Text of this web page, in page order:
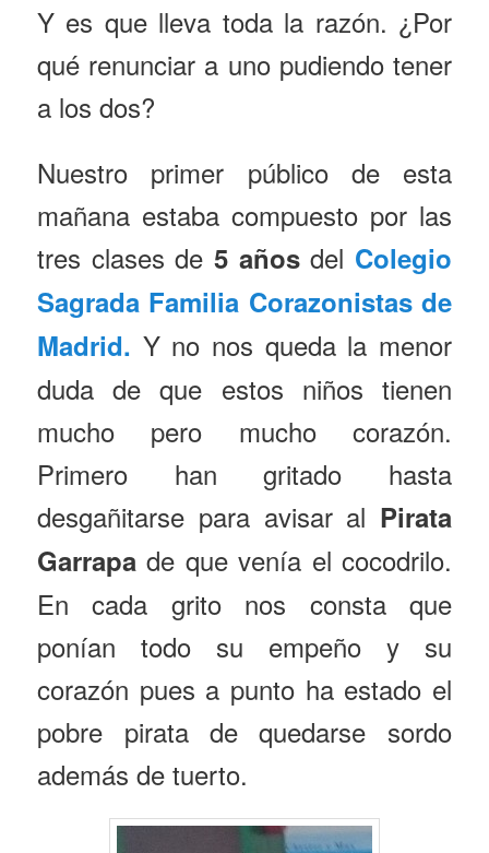
Y es que lleva toda la razón. ¿Por
qué renunciar a uno pudiendo tener
a los dos?
Nuestro primer público de esta
mañana estaba compuesto por las
tres clases de 5 añosdel Colegio
Sagrada Familia Corazonistas de
Madrid. Y no nos queda la menor
duda de que estos niños tienen
mucho pero mucho corazón.
Primero han gritado hasta
desgañitarse para avisar al Pirata
Garrapa de que venía el cocodrilo.
En cada grito nos consta que
ponían todo su empeño y su
corazón pues a punto ha estado el
pobre pirata de quedarse sordo
además de tuerto.